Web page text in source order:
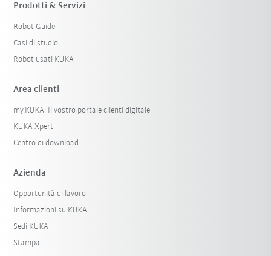
Prodotti & Servizi
Robot Guide
Casi di studio
Robot usati KUKA
Area clienti
my.KUKA: Il vostro portale clienti digitale
KUKA Xpert
Centro di download
Azienda
Opportunità di lavoro
Informazioni su KUKA
Sedi KUKA
Stampa